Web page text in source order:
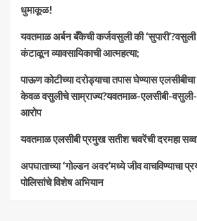
धुमाकूळ!
​यवतमाळ अर्बन बँकेची कर्जवसुली की ‘सुपारी’?वसुली
कंटाळून व्यावसायिकाची आत्महत्या;
पाऊण कोटीच्या दरोड्याचा तपास घेण्यास
केवळ वसुलीचे साम्राज्य?यवतमाळ-एलसीबी-
आरोप
यवतमाळ एलसीबी प्रमुख सतीश चवरेंची दरमहा
अपघाताच्या ‘गोल्डन अवर’मध्ये जीव वाचविण्याचा
पोलिसांचे विशेष अभियान